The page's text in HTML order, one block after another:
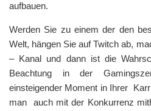
aufbauen.
Werden Sie zu einem der den
Welt, hängen Sie auf Twitch ab,
– Kanal und dann ist die
Beachtung in der
einsteigender Moment in Ihrer
man auch mit der Konkurrenz